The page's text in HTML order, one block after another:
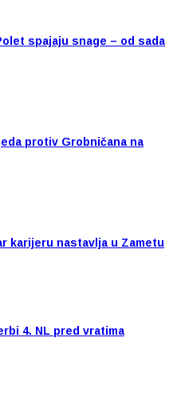
spajaju snage – od sada
protiv Grobničana na
karijeru nastavlja u Zametu
4. NL pred vratima